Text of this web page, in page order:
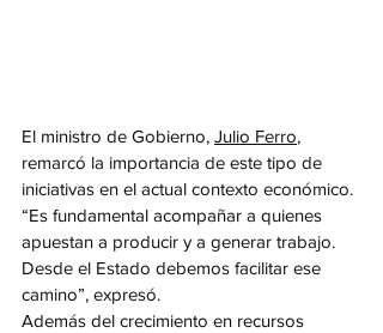
El ministro de Gobierno, Julio Ferro,
remarcó la importancia de este tipo de
iniciativas en el actual contexto económico.
“Es fundamental acompañar a quienes
apuestan a producir y a generar trabajo.
Desde el Estado debemos facilitar ese
camino”, expresó.
Además del crecimiento en recursos